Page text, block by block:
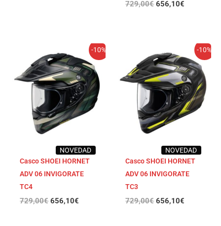
729,00€ 656,10€
-10%
NOVEDAD
Casco SHOEI HORNET
ADV 06 INVIGORATE
TC4
729,00€
precio
original
era:
729,00€.
656,10€
precio
actual
es:
656,10€.
-10%
NOVEDAD
Casco SHOEI HORNET
ADV 06 INVIGORATE
TC3
729,00€
precio
original
era:
729,00€.
656,10€
precio
actual
es:
656,10€.